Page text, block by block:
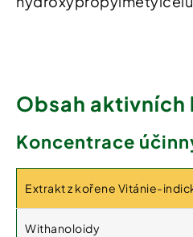
Obsah aktivních
Koncentrace
Extrakt z kořene Vitánie-
Withanoloidy